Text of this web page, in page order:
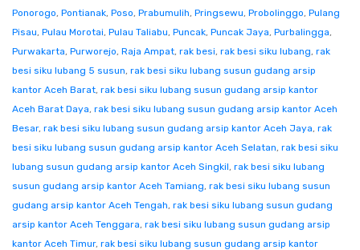
Ponorogo, Pontianak, Poso, Prabumulih, Pringsewu, Probolinggo, Pulang
Pisau, Pulau Morotai, Pulau Taliabu, Puncak, Puncak Jaya, Purbalingga,
Purwakarta, Purworejo, Raja Ampat, rak besi, rak besi siku lubang, rak
besi siku lubang 5 susun, rak besi siku lubang susun gudang arsip
kantor Aceh Barat, rak besi siku lubang susun gudang arsip kantor
Aceh Barat Daya, rak besi siku lubang susun gudang arsip kantor Aceh
Besar, rak besi siku lubang susun gudang arsip kantor Aceh Jaya, rak
besi siku lubang susun gudang arsip kantor Aceh Selatan, rak besi siku
lubang susun gudang arsip kantor Aceh Singkil, rak besi siku lubang
susun gudang arsip kantor Aceh Tamiang, rak besi siku lubang susun
gudang arsip kantor Aceh Tengah, rak besi siku lubang susun gudang
arsip kantor Aceh Tenggara, rak besi siku lubang susun gudang arsip
kantor Aceh Timur, rak besi siku lubang susun gudang arsip kantor